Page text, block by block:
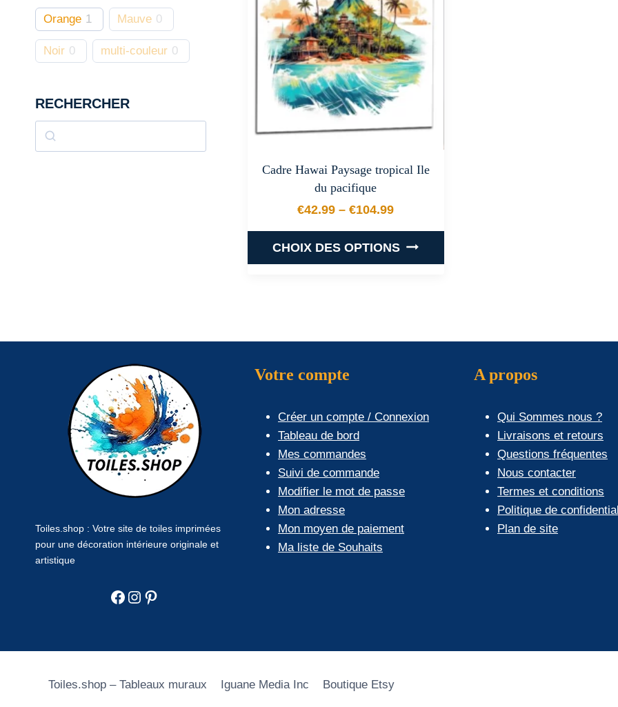
Cadre Hawai Paysage tropical Ile
du pacifique
€42.99 –€104.99
Plage de prix : €42.99 à €104.99
CHOIX DES OPTIONS
options
être
choisies
sur
la
page
produit
Orange 1 Mauve 0
Noir 0 multi-couleur 0
RECHERCHER
Rechercher
Toiles.shop : Votre site de toiles imprimées
pour une décoration intérieure originale et
artistique
Facebook
Instagram
Pinterest
Votre compte
Créer un compte / Connexion
Tableau de bord
Mes commandes
Suivi de commande
Modifier le mot de passe
Mon adresse
Mon moyen de paiement
Ma liste de Souhaits
A propos
Qui Sommes nous ?
Livraisons et retours
Questions fréquentes
Nous contacter
Termes et conditions
Politique de
Plan de site
Toiles.shop – Tableaux muraux Iguane Media Inc Boutique Etsy